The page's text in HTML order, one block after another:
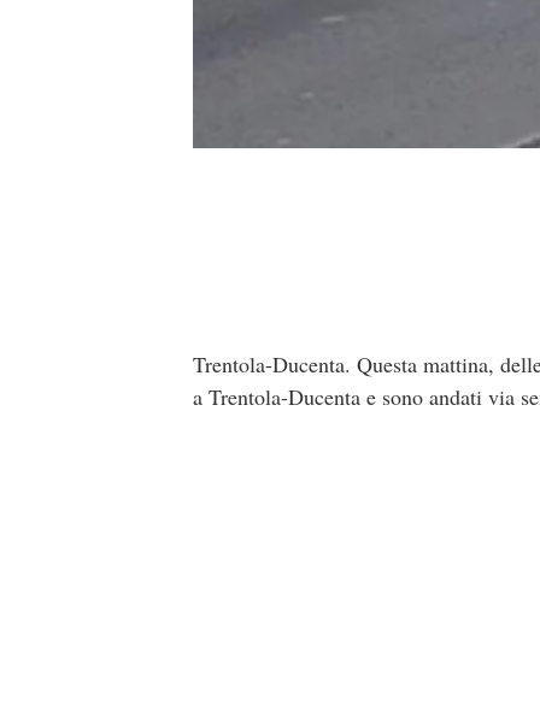
Trentola-Ducenta. Questa mattina,
a Trentola-Ducenta e sono andati via